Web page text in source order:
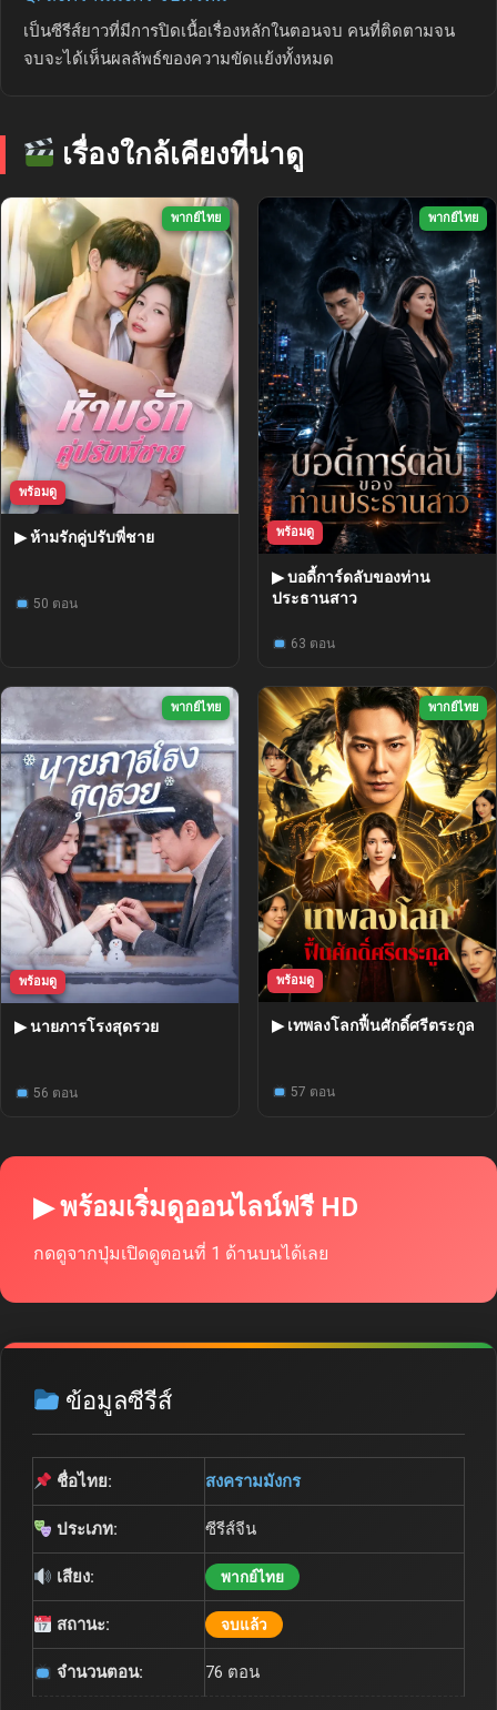
เป็นซีรีส์ยาวที่มีการปิดเนื้อเรื่องหลักในตอนจบ คนที่ติดตามจน
จบจะได้เห็นผลลัพธ์ของความขัดแย้งทั้งหมด
เรื่องใกล้เคียงที่น่าดู
พากย์ไทย
พร้อมดู
▶ ห้ามรักคู่ปรับพี่ชาย
50 ตอน
พากย์ไทย
พร้อมดู
▶ บอดี้การ์ดลับของท่าน
ประธานสาว
63 ตอน
พากย์ไทย
พร้อมดู
▶ นายภารโรงสุดรวย
56 ตอน
พากย์ไทย
พร้อมดู
▶ เทพลงโลกฟื้นศักดิ์ศรีตระกูล
57 ตอน
▶ พร้อมเริ่มดูออนไลน์ฟรี HD
กดดูจากปุ่มเปิดดูตอนที่ 1 ด้านบนได้เลย
ข้อมูลซีรีส์
ชื่อไทย: สงครามมังกร
ประเภท: ซีรีส์จีน
เสียง: พากย์ไทย
สถานะ: จบแล้ว
จำนวนตอน: 76 ตอน